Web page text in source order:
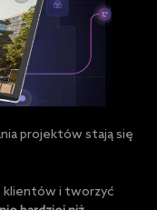
projektów stają się
klientów i tworzyć